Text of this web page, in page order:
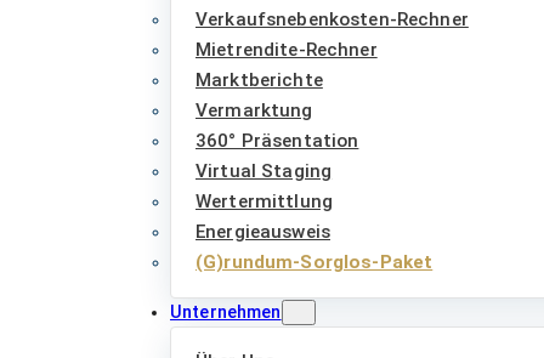
Verkaufsnebenkosten-Rechner
Mietrendite-Rechner
Marktberichte
Vermarktung
360° Präsentation
Virtual Staging
Wertermittlung
Energieausweis
(G)rundum-Sorglos-Paket
Unternehmen